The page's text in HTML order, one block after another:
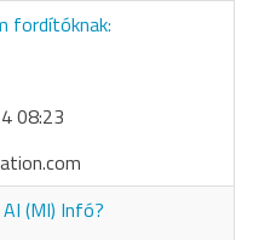
fordítóknak:
08:23
(MI) Infó?